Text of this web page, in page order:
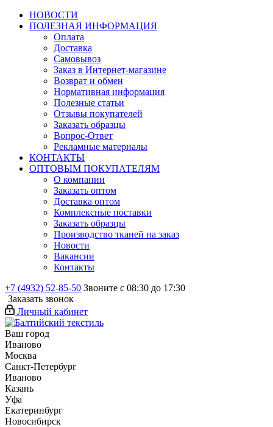
НОВОСТИ
ПОЛЕЗНАЯ ИНФОРМАЦИЯ
Оплата
Доставка
Самовывоз
Заказ в Интернет-магазине
Возврат и обмен
Нормативная информация
Полезные статьи
Отзывы покупателей
Заказать образцы
Вопрос-Ответ
Рекламные материалы
КОНТАКТЫ
ОПТОВЫМ ПОКУПАТЕЛЯМ
О компании
Заказать оптом
Доставка оптом
Комплексные поставки
Заказать образцы
Производство тканей на заказ
Новости
Вакансии
Контакты
+7 (4932) 52-85-50 Звоните с 08:30 до 17:30
Заказать звонок
Личный кабинет
Ваш город
Иваново
Москва
Санкт-Петербург
Иваново
Казань
Уфа
Екатеринбург
Новосибирск